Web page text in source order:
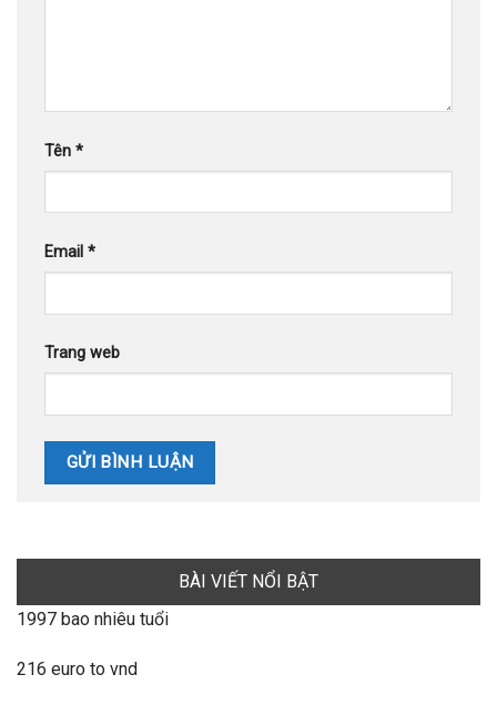
Tên *
Email *
Trang web
BÀI VIẾT NỔI BẬT
1997 bao nhiêu tuổi
216 euro to vnd